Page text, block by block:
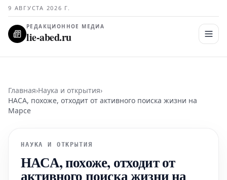
9 АВГУСТА 2026 Г.
РЕДАКЦИОННОЕ МЕДИА
lie-abed.ru
Главная›Наука и открытия›
НАСА, похоже, отходит от активного поиска жизни на
Марсе
НАУКА И ОТКРЫТИЯ
НАСА, похоже, отходит от
активного поиска жизни на